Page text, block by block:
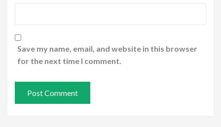
Save my name, email, and website in this browser
for the next time I comment.